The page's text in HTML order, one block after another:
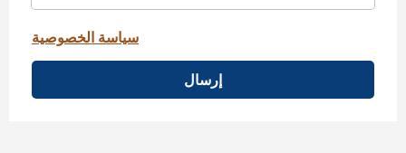
سياسة الخصوصية
إرسال